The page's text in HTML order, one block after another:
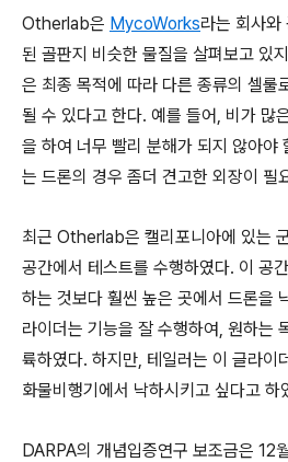
Otherlab은 MycoWorks라는 회사와
된 골판지 비슷한 물질을 살펴보고 있
은 최종 목적에 따라 다른 종류의 셀룰
될 수 있다고 한다. 예를 들어, 비가 많
을 하여 너무 빨리 분해가 되지 않아야
는 드론의 경우 좀더 견고한 외장이 필
최근 Otherlab은 캘리포니아에 있는
공간에서 테스트를 수행하였다. 이 공
하는 것보다 훨씬 높은 곳에서 드론을
라이더는 기능을 잘 수행하여, 원하는
륙하였다. 하지만, 테일러는 이 글라이
화물비행기에서 낙하시키고 싶다고 하
DARPA의 개념입증연구 보조금은 12